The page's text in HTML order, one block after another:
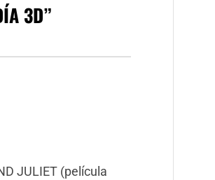
3D”
JULIET (película